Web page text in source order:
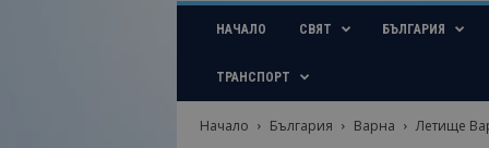
i
b
НАЧАЛО СВЯТ БЪЛГАРИЯ
ТРАНСПОРТ
Начало България Варна
Летище